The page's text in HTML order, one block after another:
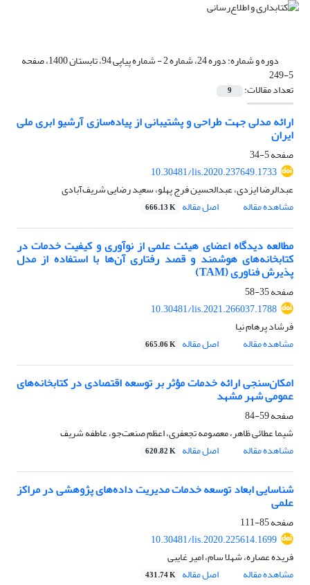
دوره و شماره: دوره 24، شماره 2 - شماره پیاپی 94، تابستان 1400، صفحه
5-249
تعداد مقالات: 9
ارائه مدلی جهت طراحی و پشتیبانی از پیاده‌سازی آرشیو ابری ملی
ایران
صفحه5-34
10.30481/lis.2020.237649.1733
عبدالرضا ایزدی، عبدالحسین فرج پهلو، سعید رضایی شریف‌آبادی
مشاهده مقاله
اصل مقاله 666.13 K
مطالعه دیدگاه اعضای هیئت علمی از نوآوری و کیفیت خدمات در
کتابخانه‌های هوشمند و قصد رفتاری آن‌ها با استفاده از مدل
پذیرش فناوری (TAM)
صفحه35-58
10.30481/lis.2021.266037.1788
فرشاد پرهام نیا
مشاهده مقاله
اصل مقاله 665.06 K
امکان‌سنجی ارائه خدمات مؤثر بر توسعه اقتصادی در کتابخانه‌های
عمومی شهر مشهد
صفحه59-84
شیما عطائی ظاهر، معصومه تجعفری، اعظم صنعت‌جو، عاطفه شریف
مشاهده مقاله
اصل مقاله 620.82 K
شناسایی ابعاد توسعه خدمات مدیریت داده‌های پژوهشی در مراکز
علمی
صفحه85-111
10.30481/lis.2020.225614.1699
فریده عصاره، شهلا سام، امیر غایبی
مشاهده مقاله
اصل مقاله 431.74 K